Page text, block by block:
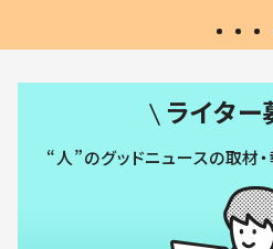
ライター
“人”のグッドニュースの取材